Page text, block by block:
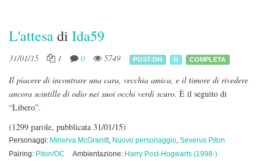
L'attesadi Ida59
31/01/15 1 0 5749 POST-DH G COMPLETA
Il piacere di incontrare una cara, vecchia amica, e il timore di rivedere
ancora scintille di odio nei suoi occhi verdi scuro. È il seguito di
“Libero”.
(1299 parole, pubblicata 31/01/15)
Personaggi: Minerva McGranitt, Nuovo personaggio, Severus Piton
Pairing: Piton/OC Ambientazione: Harry Post-Hogwarts (1998-)